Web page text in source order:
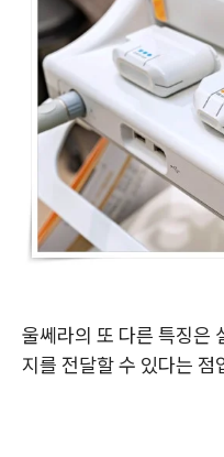
울쎄라의 또 다른 특징은
지를 전달할 수 있다는 점